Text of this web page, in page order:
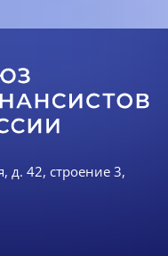
д. 42, строение 3,